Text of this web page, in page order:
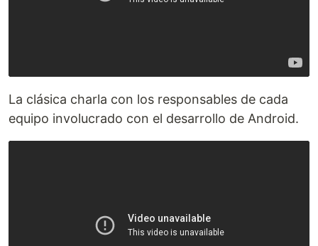
La clásica charla con los responsables de cada
equipo involucrado con el desarrollo de Android.